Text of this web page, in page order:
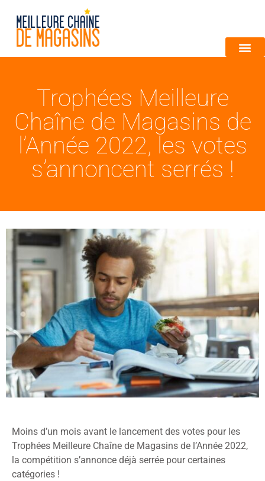
Trophées Meilleure
Chaîne de Magasins de
l’Année 2022, les votes
s’annoncent serrés !
Moins d’un mois avant le lancement des votes pour les
Trophées Meilleure Chaîne de Magasins de l’Année 2022,
la compétition s’annonce déjà serrée pour certaines
catégories !